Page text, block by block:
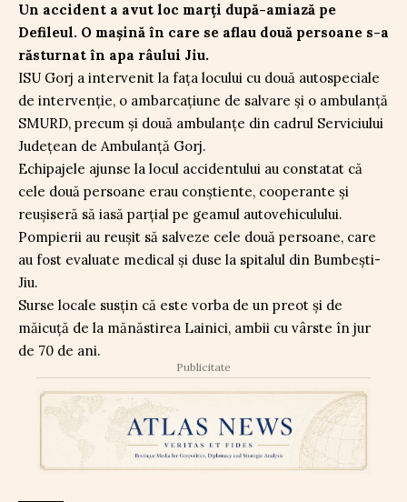
Un accident a avut loc marți după-amiază pe
Defileul. O mașină în care se aflau două persoane s-a
răsturnat în apa râului Jiu.
ISU Gorj a intervenit la fața locului cu două autospeciale
de intervenție, o ambarcațiune de salvare și o ambulanță
SMURD, precum și două ambulanțe din cadrul Serviciului
Județean de Ambulanță Gorj.
Echipajele ajunse la locul accidentului au constatat că
cele două persoane erau conștiente, cooperante și
reușiseră să iasă parțial pe geamul autovehiculului.
Pompierii au reușit să salveze cele două persoane, care
au fost evaluate medical și duse la spitalul din Bumbești-
Jiu.
Surse locale susțin că este vorba de un preot și de
măicuță de la mănăstirea Lainici, ambii cu vârste în jur
de 70 de ani.
Publicitate